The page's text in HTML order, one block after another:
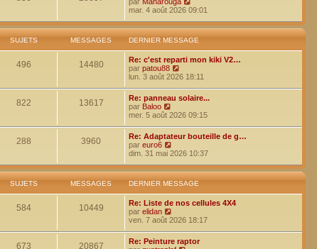
a
g
i
r
m
e
s
s
a
g
d
e
r
n
r
m
e
s
s
g
o
r
l
e
d
e
n
e
r
m
e
s
s
g
mar. 4 août 2026 09:01
SUJETS MESSAGES DERNIER MESSAGE
496 14480
Re: c'est reparti mon kiki V2…
par patou88
o
l
d
e
r
i
r
m
e
s
s
g
lun. 3 août 2026 18:11
822 13617
Re: panneau solaire...
par Baloo
o
l
d
e
r
n
r
m
e
s
s
mer. 5 août 2026 09:15
288 3960
Re: Adaptateur bouteille de g…
par euro6
o
r
l
e
d
e
n
r
dim. 31 mai 2026 10:37
SUJETS MESSAGES DERNIER MESSAGE
584 10449
Re: Liste de nos cellules 4X4
par elidan
o
l
ven. 7 août 2026 18:17
673 20867
Re: Peinture raptor